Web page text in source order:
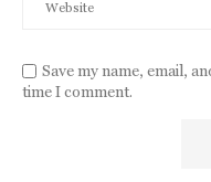
Save my name, email,
time I comment.